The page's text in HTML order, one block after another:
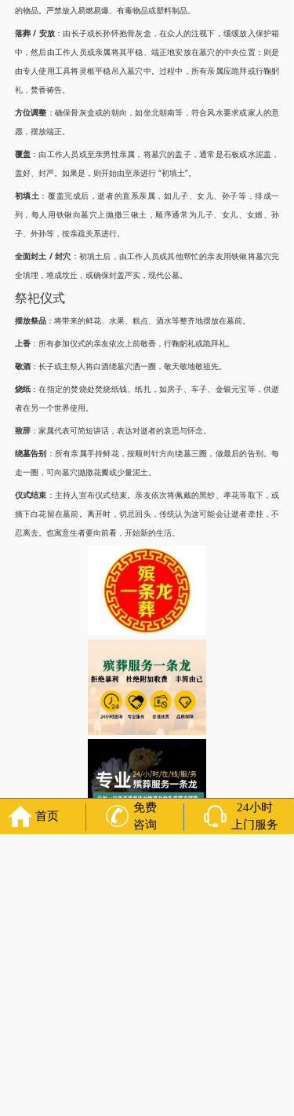
的物品。严禁放入易燃易爆、有毒物品或塑料制品。
落葬 / 安放 ：由长子或长孙怀抱骨灰盒，在众人的注视下，缓缓放入保护箱
中，然后由工作人员或亲属将其平稳、端正地安放在墓穴的中央位置；则是
由专人使用工具将灵柩平稳吊入墓穴中。过程中，所有亲属应跪拜或行鞠躬
礼，焚香祷告。
方位调整 ：确保骨灰盒或的朝向，如坐北朝南等，符合风水要求或家人的意
愿，摆放端正。
覆盖 ：由工作人员或至亲男性亲属，将墓穴的盖子，通常是石板或水泥盖，
盖好、封严。如果是，则开始由至亲进行 “初填土”。
初填土 ：覆盖完成后，逝者的直系亲属，如儿子、女儿、孙子等，排成一
列，每人用铁锹向墓穴上抛撒三锹土，顺序通常为儿子、女儿、女婿、孙
子、外孙等，按亲疏关系进行。
全面封土 / 封穴 ：初填土后，由工作人员或其他帮忙的亲友用铁锹将墓穴完
全填埋，堆成坟丘，或确保封盖严实，现代公墓。
祭祀仪式
摆放祭品：将带来的鲜花、水果、糕点、酒水等整齐地摆放在墓前。
上香：所有参加仪式的亲友依次上前敬香，行鞠躬礼或跪拜礼。
敬酒：长子或主祭人将白酒绕墓穴洒一圈，敬天敬地敬祖先。
烧纸 ：在指定的焚烧处焚烧纸钱、纸扎，如房子、车子、金银元宝等，供逝
者在另一个世界使用。
致辞：家属代表可简短讲话，表达对逝者的哀思与怀念。
绕墓告别 ：所有亲属手持鲜花，按顺时针方向绕墓三圈，做最后的告别。每
走一圈，可向墓穴抛撒花瓣或少量泥土。
仪式结束 ：主持人宣布仪式结束。亲友依次将佩戴的黑纱、孝花等取下，或
摘下白花留在墓前。离开时，切忌回头，传统认为这可能会让逝者牵挂，不
忍离去。也寓意生者要向前看，开始新的生活。
首页
免费
咨询
24小时
上门服务